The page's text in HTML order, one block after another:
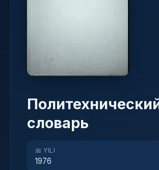
словарь
📅 YILI
1976